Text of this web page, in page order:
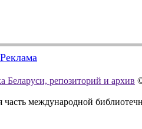
Реклама
Беларуси, репозиторий и архив
международной